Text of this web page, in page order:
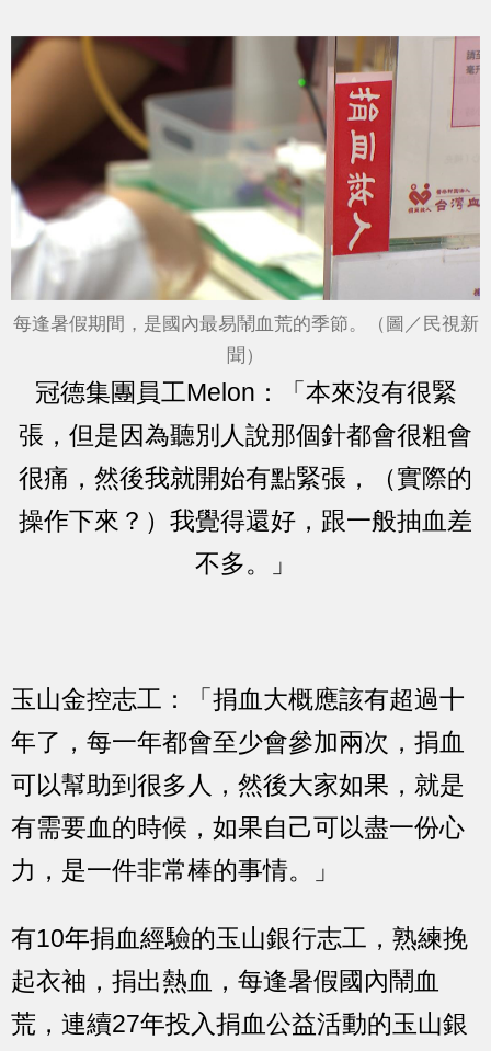
每逢暑假期間，是國內最易鬧血荒的季節。（圖／民視新
聞）
冠德集團員工Melon：「本來沒有很緊
張，但是因為聽別人說那個針都會很粗會
很痛，然後我就開始有點緊張，（實際的
操作下來？）我覺得還好，跟一般抽血差
不多。」
玉山金控志工：「捐血大概應該有超過十
年了，每一年都會至少會參加兩次，捐血
可以幫助到很多人，然後大家如果，就是
有需要血的時候，如果自己可以盡一份心
力，是一件非常棒的事情。」
有10年捐血經驗的玉山銀行志工，熟練挽
起衣袖，捐出熱血，每逢暑假國內鬧血
荒，連續27年投入捐血公益活動的玉山銀